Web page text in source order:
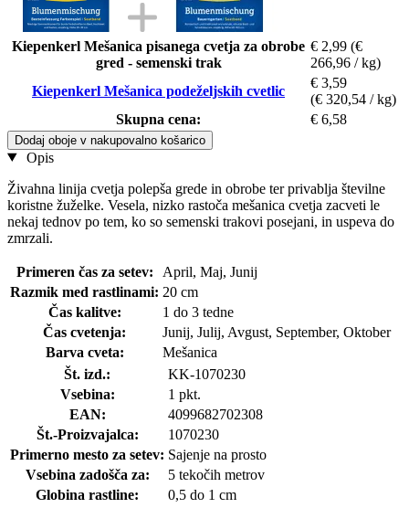
Kiepenkerl Mešanica pisanega cvetja za obrobe
gred - semenski trak
€ 2,99 (€
266,96 / kg)
Kiepenkerl Mešanica podeželjskih cvetlic
€ 3,59
(€ 320,54 / kg)
Skupna cena:
€ 6,58
Dodaj oboje v nakupovalno košarico
Opis
Živahna linija cvetja polepša grede in obrobe ter privablja številne
koristne žuželke. Vesela, nizko rastoča mešanica cvetja zacveti le
nekaj tednov po tem, ko so semenski trakovi posejani, in uspeva do
zmrzali.
Primeren čas za setev:
April, Maj, Junij
Razmik med rastlinami: 20 cm
Čas kalitve:
1 do 3 tedne
Čas cvetenja:
Junij, Julij, Avgust, September, Oktober
Barva cveta:
Mešanica
Št. izd.:
KK-1070230
Vsebina:
1 pkt.
EAN:
4099682702308
Št.-Proizvajalca:
1070230
Primerno mesto za setev: Sajenje na prosto
Vsebina zadošča za:
5 tekočih metrov
Globina rastline:
0,5 do 1 cm